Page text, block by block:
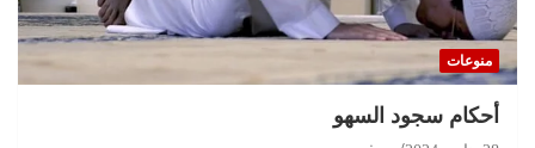
منوعات
أحكام سجود السهو